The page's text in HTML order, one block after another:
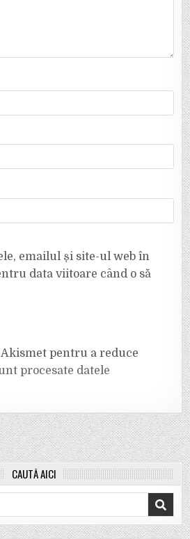
emailul și site-ul web în
data viitoare când o să
pentru a reduce
procesate datele
CAUTĂ AICI